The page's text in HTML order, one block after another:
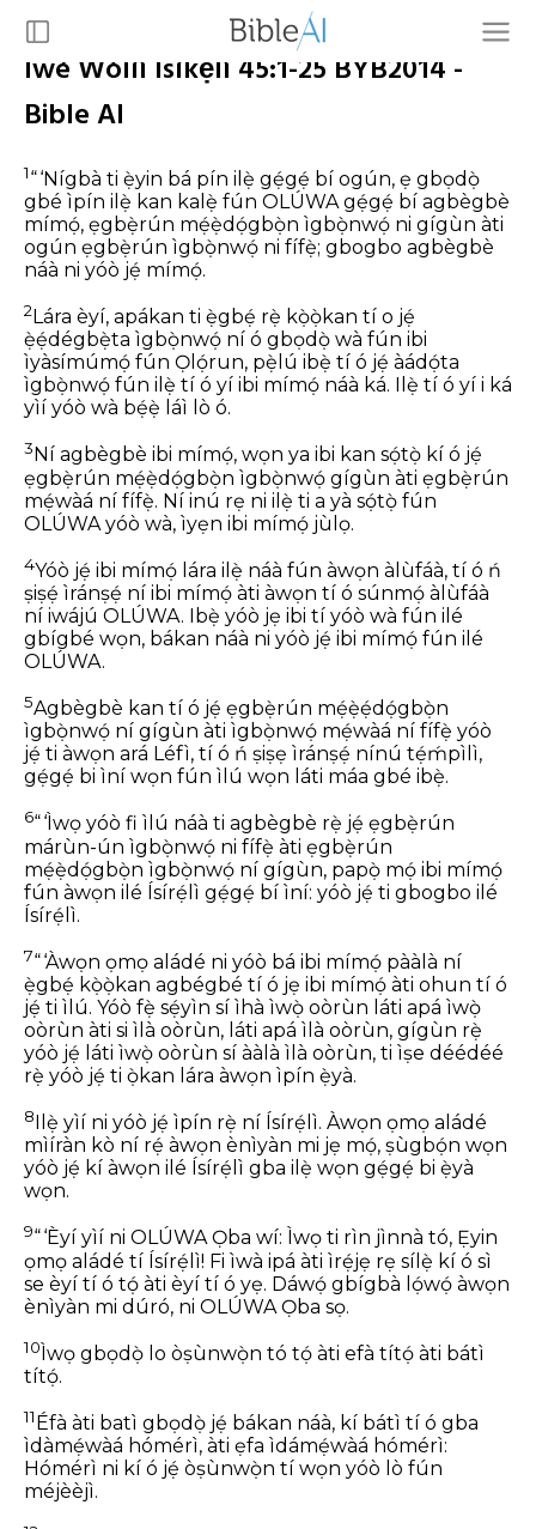
Ìwé Wòlíì Ísíkẹ́lì 45:1-25 BYB2014 -
Bible AI
1“ ‘Nígbà ti ẹ̀yin bá pín ilẹ̀ gẹ́gẹ́ bí ogún, ẹ gbọdọ̀
gbé ìpín ilẹ̀ kan kalẹ̀ fún OLÚWA gẹ́gẹ́ bí agbègbè
mímọ́, ẹgbẹ̀rún mẹ́ẹ̀dọ́gbọ̀n ìgbọ̀nwọ́ ni gígùn àti
ogún ẹgbẹ̀rún ìgbọ̀nwọ́ ni fífẹ̀; gbogbo agbègbè
náà ni yóò jẹ́ mímọ́.
2 Lára èyí, apákan ti ẹ̀gbẹ́ rẹ̀ kọ̀ọ̀kan tí o jẹ́
ẹ̀ẹ́dégbẹ̀ta ìgbọ̀nwọ́ ní ó gbọdọ̀ wà fún ibi
ìyàsímúmọ́ fún Ọlọ́run, pẹ̀lú ibẹ̀ tí ó jẹ́ àádọ́ta
ìgbọ̀nwọ́ fún ilẹ̀ tí ó yí ibi mímọ́ náà ká. Ilẹ̀ tí ó yí i ká
yìí yóò wà bẹ́ẹ̀ láì lò ó.
3 Ní agbègbè ibi mímọ́, wọn ya ibi kan sọ́tọ̀ kí ó jẹ́
ẹgbẹ̀rún mẹ́ẹ̀dọ́gbọ̀n ìgbọ̀nwọ́ gígùn àti ẹgbẹ̀rún
mẹ́wàá ní fífẹ̀. Ní inú rẹ ni ilẹ̀ ti a yà sọ́tọ̀ fún
OLÚWA yóò wà, ìyẹn ibi mímọ́ jùlọ.
4Yóò jẹ́ ibi mímọ́ lára ilẹ̀ náà fún àwọn àlùfáà, tí ó ń
ṣiṣẹ́ ìránṣẹ́ ní ibi mímọ́ àti àwọn tí ó súnmọ́ àlùfáà
ní iwájú OLÚWA. Ibẹ̀ yóò jẹ ibi tí yóò wà fún ilé
gbígbé wọn, bákan náà ni yóò jẹ́ ibi mímọ́ fún ilé
OLÚWA.
5Agbègbè kan tí ó jẹ́ ẹgbẹ̀rún mẹ́ẹ̀ẹ́dọ́gbọ̀n
ìgbọ̀nwọ́ ní gígùn àti ìgbọ̀nwọ́ mẹ́wàá ní fífẹ̀ yóò
jẹ́ ti àwọn ará Léfì, tí ó ń ṣiṣẹ ìránṣẹ́ nínú tẹ́ḿpìlì,
gẹ́gẹ́ bi ìní wọn fún ìlú wọn láti máa gbé ibẹ̀.
6“ ‘Ìwọ yóò fi ìlú náà ti agbègbè rẹ̀ jẹ́ ẹgbẹ̀rún
márùn-ún ìgbọ̀nwọ́ ni fífẹ̀ àti ẹgbẹ̀rún
mẹ́ẹ̀dọ́gbọ̀n ìgbọ̀nwọ́ ní gígùn, papọ̀ mọ́ ibi mímọ́
fún àwọn ilé Ísírẹ́lì gẹ́gẹ́ bí ìní: yóò jẹ́ ti gbogbo ilé
Ísírẹ́lì.
7“ ‘Àwọn ọmọ aládé ni yóò bá ibi mímọ́ pààlà ní
ẹ̀gbẹ́ kọ̀ọ̀kan agbégbé tí ó jẹ ibi mímọ́ àti ohun tí ó
jẹ́ ti ìlú. Yóò fẹ̀ sẹ́yìn sí ìhà ìwọ̀ oòrùn láti apá ìwọ̀
oòrùn àti si ìlà oòrùn, láti apá ìlà oòrùn, gígùn rẹ̀
yóò jẹ́ láti ìwọ̀ oòrùn sí ààlà ìlà oòrùn, ti ìṣe déédéé
rẹ̀ yóò jẹ́ ti ọ̀kan lára àwọn ìpín ẹ̀yà.
8
Ilẹ̀ yìí ni yóò jẹ́ ìpín rẹ̀ ní Ísírẹ́lì. Àwọn ọmọ aládé
mìíràn kò ní rẹ́ àwọn ènìyàn mi jẹ mọ́, ṣùgbọ́n wọn
yóò jẹ́ kí àwọn ilé Ísírẹ́lì gba ilẹ̀ wọn gẹ́gẹ́ bi ẹ̀yà
wọn.
9“ ‘Èyí yìí ni OLÚWA Ọba wí: Ìwọ ti rìn jìnnà tó, Ẹ̀yin
ọmọ aládé tí Ísírẹ́lì! Fi ìwà ipá àti ìrẹ́jẹ rẹ sílẹ̀ kí ó sì
se èyí tí ó tọ́ àti èyí tí ó yẹ. Dáwọ́ gbígbà lọ́wọ́ àwọn
ènìyàn mi dúró, ni OLÚWA Ọba sọ.
10Ìwọ gbọdọ̀ lo òṣùnwọ̀n tó tọ́ àti efà títọ́ àti bátì
títọ́.
11 Éfà àti batì gbọdọ̀ jẹ́ bákan náà, kí bátì tí ó gba
ìdàmẹ́wàá hómérì, àti ẹfa ìdámẹ́wàá hómérì:
Hómérì ni kí ó jẹ́ òṣùnwọ̀n tí wọn yóò lò fún
méjèèjì.